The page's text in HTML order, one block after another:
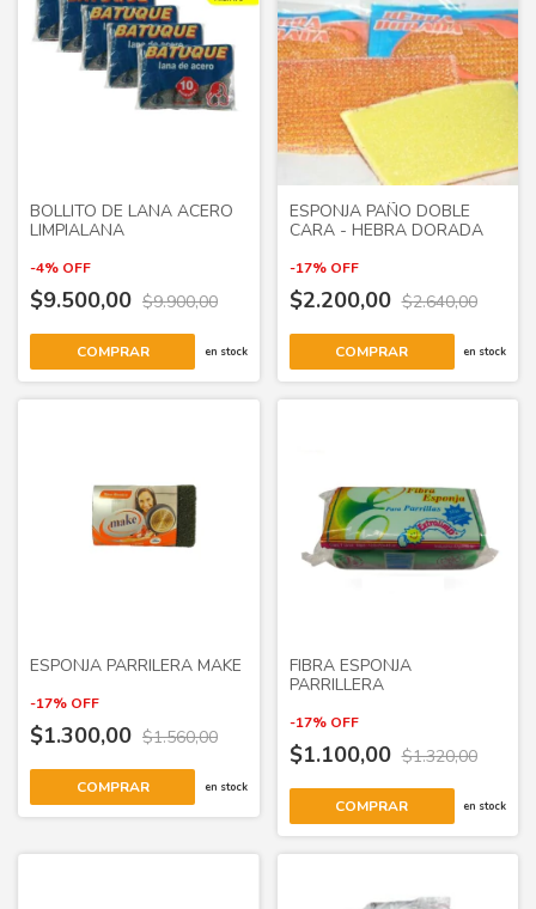
BOLLITO DE LANA ACERO
LIMPIALANA
-4% OFF
$9.500,00 $9.900,00
en stock
ESPONJA PAÑO DOBLE
CARA - HEBRA DORADA
-17% OFF
$2.200,00 $2.640,00
en stock
ESPONJA PARRILERA MAKE
-17% OFF
$1.300,00 $1.560,00
COMPRAR en stock
FIBRA ESPONJA
PARRILLERA
-17% OFF
$1.100,00 $1.320,00
COMPRAR en stock